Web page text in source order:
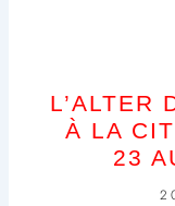
L’ALTER
À LA
23